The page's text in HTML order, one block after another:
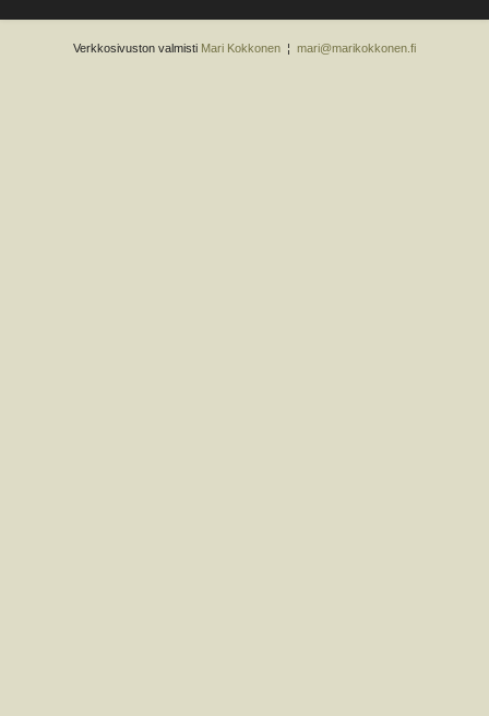
Verkkosivuston valmisti Mari Kokkonen ¦ mari@marikokkonen.fi